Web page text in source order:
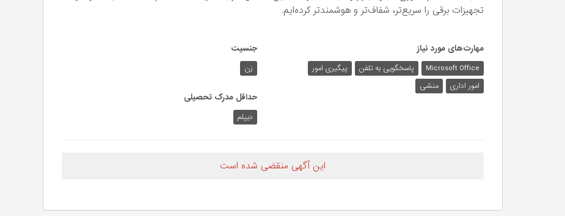
تجهیزات برقی را سریع‌تر، شفاف‌تر و هوشمندتر کرده‌ایم.
مهارت‌های مورد نیاز
Microsoft Office پاسخگویی به تلفن
پیگیری امور
امور اداری
منشی
جنسیت
زن
حداقل مدرک تحصیلی
دیپلم
این آگهی منقضی شده است